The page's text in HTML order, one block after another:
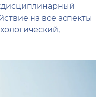
на все аспекты